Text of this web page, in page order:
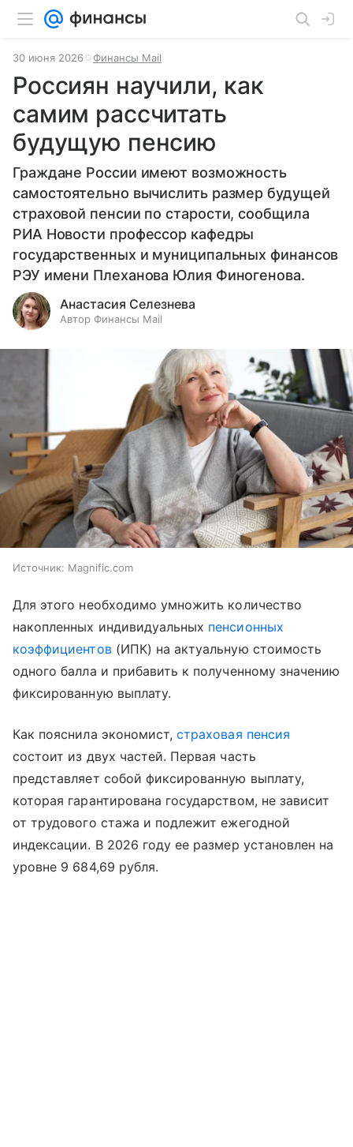
30 июня 2026 Финансы Mail
Россиян научили, как
самим рассчитать
будущую пенсию
Граждане России имеют возможность
самостоятельно вычислить размер будущей
страховой пенсии по старости, сообщила
РИА Новости профессор кафедры
государственных и муниципальных финансов
РЭУ имени Плеханова Юлия Финогенова.
Анастасия Селезнева
Автор Финансы Mail
Источник: Magnific.com
Для этого необходимо умножить количество
накопленных индивидуальных пенсионных
коэффициентов(ИПК) на актуальную стоимость
одного балла и прибавить к полученному значению
фиксированную выплату.
Как пояснила экономист,страховая пенсия
состоит из двух частей. Первая часть
представляет собой фиксированную выплату,
которая гарантирована государством, не зависит
от трудового стажа и подлежит ежегодной
индексации. В 2026 году ее размер установлен на
уровне 9 684,69 рубля.